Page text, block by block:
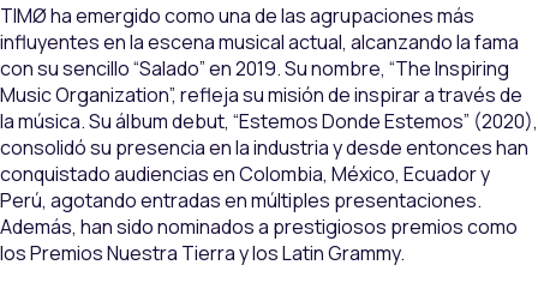
TIMØ ha emergido como una de las agrupaciones más
influyentes en la escena musical actual, alcanzando la fama
con su sencillo “Salado” en 2019. Su nombre, “The Inspiring
Music Organization”, refleja su misión de inspirar a través de
la música. Su álbum debut, “Estemos Donde Estemos” (2020),
consolidó su presencia en la industria y desde entonces han
conquistado audiencias en Colombia, México, Ecuador y
Perú, agotando entradas en múltiples presentaciones.
Además, han sido nominados a prestigiosos premios como
los Premios Nuestra Tierra y los Latin Grammy.